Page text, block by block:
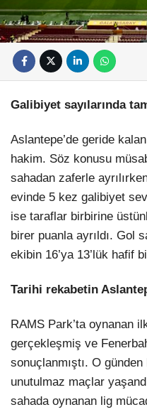
Galibiyet sayılarında
Aslantepe’de geride
hakim. Söz konusu
sahadan zaferle
evinde 5 kez galibiyet
ise taraflar birbirine
birer puanla ayrıldı. Gol
ekibin 16’ya 13’lük hafif
Tarihi rekabetin
RAMS Park’ta oynanan
gerçekleşmiş ve
sonuçlanmıştı. O
unutulmaz maçlar
sahada oynanan lig